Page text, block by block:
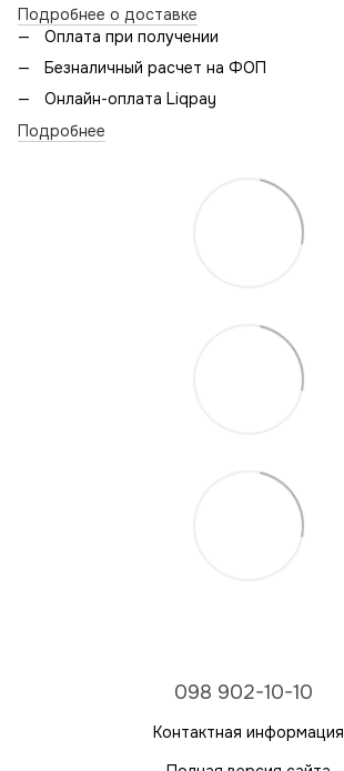
Подробнее о доставке
Оплата при получении
Безналичный расчет на ФОП
Онлайн-оплата Liqpay
Подробнее
098 902-10-10
Контактная информация